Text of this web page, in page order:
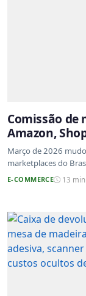
Comissão de
Amazon,
atualizadas
Março de 2026
marketplaces do
E-COMMERCE 13 min